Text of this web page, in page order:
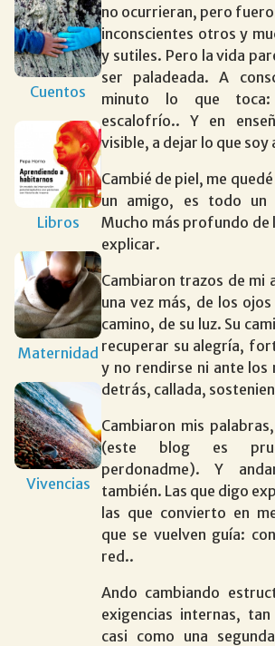
Cuentos
Libros
Maternidad
Vivencias
no ocurrieran, pero
inconscientes otros y
y sutiles. Pero la vida
ser paladeada. A
minuto lo que toca:
escalofrío.. Y en
visible, a dejar lo que soy
Cambié de piel, me
un amigo, es todo un
Mucho más profundo de
explicar.
Cambiaron trazos de mi
una vez más, de los
camino, de su luz. Su
recuperar su alegría,
y no rendirse ni ante los
detrás, callada,
Cambiaron mis
(este blog es
perdonadme). Y
también. Las que digo
las que convierto en
que se vuelven guía:
red..
Ando cambiando
exigencias internas,
casi como una